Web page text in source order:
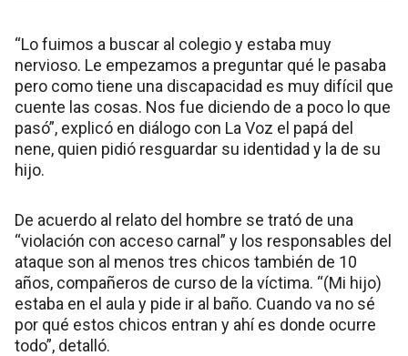
“Lo fuimos a buscar al colegio y estaba muy
nervioso. Le empezamos a preguntar qué le pasaba
pero como tiene una discapacidad es muy difícil que
cuente las cosas. Nos fue diciendo de a poco lo que
pasó”, explicó en diálogo con La Voz el papá del
nene, quien pidió resguardar su identidad y la de su
hijo.
De acuerdo al relato del hombre se trató de una
“violación con acceso carnal” y los responsables del
ataque son al menos tres chicos también de 10
años, compañeros de curso de la víctima. “(Mi hijo)
estaba en el aula y pide ir al baño. Cuando va no sé
por qué estos chicos entran y ahí es donde ocurre
todo”, detalló.